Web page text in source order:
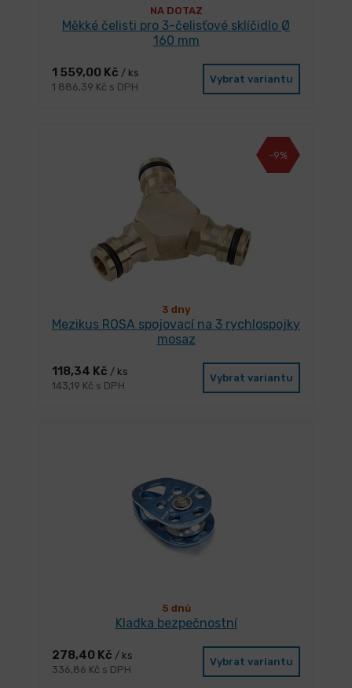
NA DOTAZ
Měkké čelisti pro 3-čelisťové sklíčidlo Ø
160 mm
1 559,00 Kč / ks
1 886,39 Kč s DPH
Vybrat variantu
-9%
3 dny
Mezikus ROSA spojovací na 3 rychlospojky
mosaz
118,34 Kč / ks
143,19 Kč s DPH
Vybrat variantu
5 dnů
Kladka bezpečnostní
278,40 Kč / ks
336,86 Kč s DPH
Vybrat variantu